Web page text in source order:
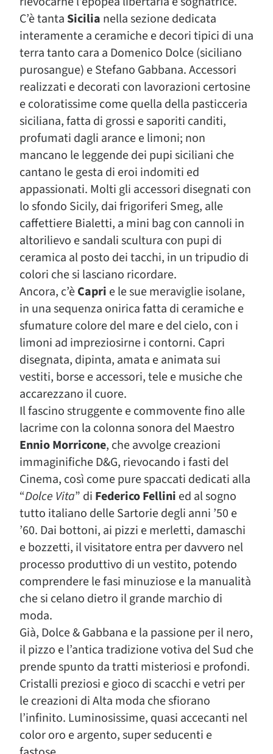
C’è tanta Sicilia nella sezione dedicata
interamente a ceramiche e decori tipici di una
terra tanto cara a Domenico Dolce (siciliano
purosangue) e Stefano Gabbana. Accessori
realizzati e decorati con lavorazioni certosine
e coloratissime come quella della pasticceria
siciliana, fatta di grossi e saporiti canditi,
profumati dagli arance e limoni; non
mancano le leggende dei pupi siciliani che
cantano le gesta di eroi indomiti ed
appassionati. Molti gli accessori disegnati con
lo sfondo Sicily, dai frigoriferi Smeg, alle
caffettiere Bialetti, a mini bag con cannoli in
altorilievo e sandali scultura con pupi di
ceramica al posto dei tacchi, in un tripudio di
colori che si lasciano ricordare.
Ancora, c’èCapri e le sue meraviglie isolane,
in una sequenza onirica fatta di ceramiche e
sfumature colore del mare e del cielo, con i
limoni ad impreziosirne i contorni. Capri
disegnata, dipinta, amata e animata sui
vestiti, borse e accessori, tele e musiche che
accarezzano il cuore.
Il fascino struggente e commovente fino alle
lacrime con la colonna sonora del Maestro
Ennio Morricone, che avvolge creazioni
immaginifiche D&G, rievocando i fasti del
Cinema, così come pure spaccati dedicati alla
“Dolce Vita” di Federico Fellini ed al sogno
tutto italiano delle Sartorie degli anni ’50 e
’60. Dai bottoni, ai pizzi e merletti, damaschi
e bozzetti, il visitatore entra per davvero nel
processo produttivo di un vestito, potendo
comprendere le fasi minuziose e la manualità
che si celano dietro il grande marchio di
moda.
Già, Dolce & Gabbana e la passione per il nero,
il pizzo e l’antica tradizione votiva del Sud che
prende spunto da tratti misteriosi e profondi.
Cristalli preziosi e gioco di scacchi e vetri per
le creazioni di Alta moda che sfiorano
l’infinito. Luminosissime, quasi accecanti nel
color oro e argento, super seducenti e